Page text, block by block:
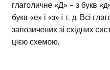
глаголичне «Д» – з букв
букв «е» і «з» і т. д. Всі
запозичених зі східних
цією схемою.